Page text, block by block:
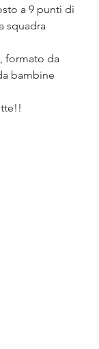
a 9 punti di
squadra
formato da
bambine